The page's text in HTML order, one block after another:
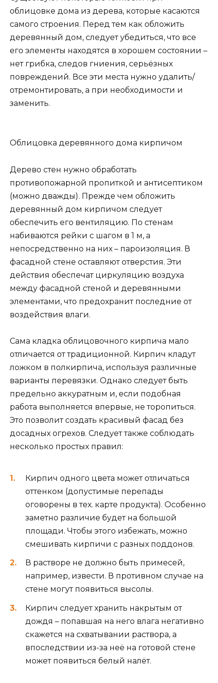
облицовке дома из дерева, которые касаются
самого строения. Перед тем как обложить
деревянный дом, следует убедиться, что все
его элементы находятся в хорошем состоянии –
нет грибка, следов гниения, серьёзных
повреждений. Все эти места нужно удалить/
отремонтировать, а при необходимости и
заменить.
Облицовка деревянного дома кирпичом
Дерево стен нужно обработать
противопожарной пропиткой и антисептиком
(можно дважды). Прежде чем обложить
деревянный дом кирпичом следует
обеспечить его вентиляцию. По стенам
набиваются рейки с шагом в 1 м, а
непосредственно на них – пароизоляция. В
фасадной стене оставляют отверстия. Эти
действия обеспечат циркуляцию воздуха
между фасадной стеной и деревянными
элементами, что предохранит последние от
воздействия влаги.
Сама кладка облицовочного кирпича мало
отличается от традиционной. Кирпич кладут
ложком в полкирпича, используя различные
варианты перевязки. Однако следует быть
предельно аккуратным и, если подобная
работа выполняется впервые, не торопиться.
Это позволит создать красивый фасад без
досадных огрехов. Следует также соблюдать
несколько простых правил:
Кирпич одного цвета может отличаться
оттенком (допустимые перепады
оговорены в тех. карте продукта). Особенно
заметно различие будет на большой
площади. Чтобы этого избежать, можно
смешивать кирпичи с разных поддонов.
В растворе не должно быть примесей,
например, извести. В противном случае на
стене могут появиться высолы.
Кирпич следует хранить накрытым от
дождя – попавшая на него влага негативно
скажется на схватывании раствора, а
впоследствии из-за неё на готовой стене
может появиться белый налёт.